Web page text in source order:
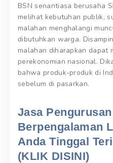
BSN senantiasa berusaha
melihat kebutuhan publik,
malahan menghalangi
dibutuhkan warga.
malahan diharapkan dapat
perekonomian nasional.
bahwa produk-produk di
sebelum di pasarkan.
Jasa
Berpengalaman
Anda Tinggal
(KLIK DISINI)